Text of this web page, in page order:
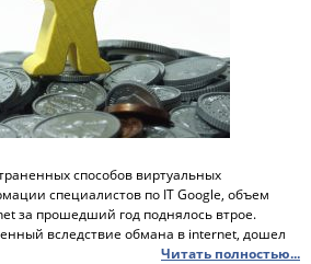
способов виртуальных
специалистов по IT Google, объем
за прошедший год поднялось втрое.
вследствие обмана в internet, дошел
Читать полностью...